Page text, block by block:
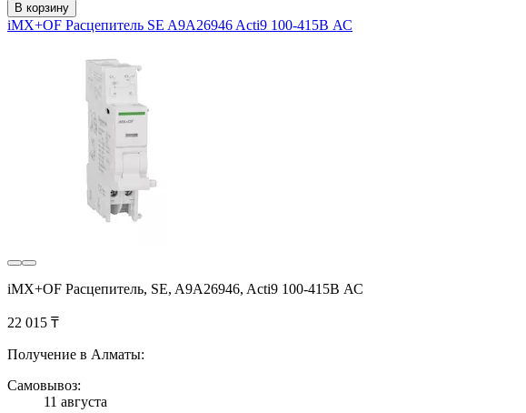
В корзину
iMX+OF Расцепитель SE A9A26946 Acti9 100-415В АС
iMX+OF Расцепитель, SE, A9A26946, Acti9 100-415В АС
22 015 ₸
Получение в Алматы:
Самовывоз:
11 августа